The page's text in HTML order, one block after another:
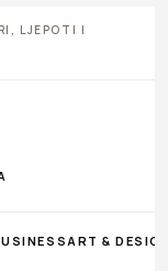
LJEPOTI I
ART &